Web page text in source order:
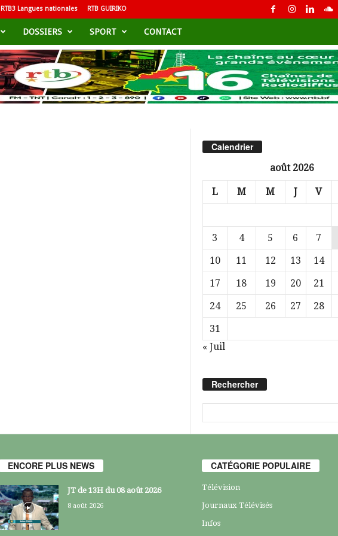
RTB3 Langues nationales RTB GUIRIKO
DOSSIERS SPORT CONTACT
Calendrier
août 2026
L M M J V
3
4 5 6 7
10
11 12 13 14
17
18 19 20 21
24
25 26 27 28
31
« Juil
Rechercher
ENCORE PLUS NEWS
JT de 13H du 08 août 2026
8 août 2026
CATÉGORIE POPULAIRE
Télévision
Journaux Télévisés
Infos